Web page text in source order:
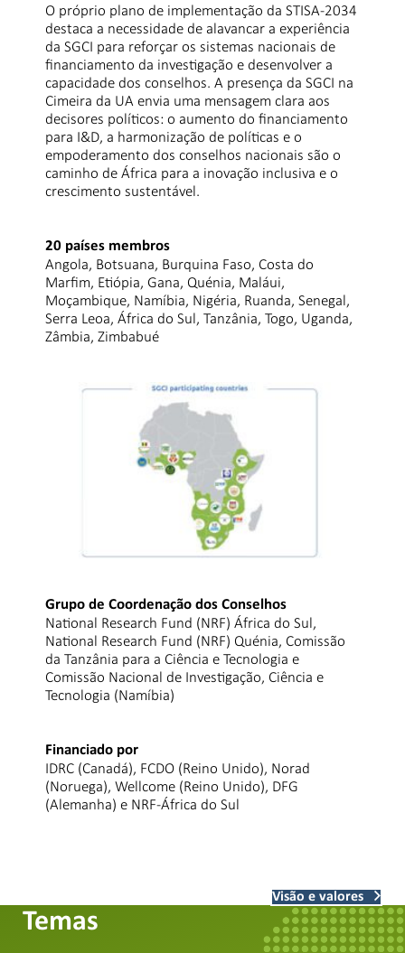
O próprio plano de implementação da STISA-2034
destaca a necessidade de alavancar a experiência
da SGCI para reforçar os sistemas nacionais de
financiamento da investigação e desenvolver a
capacidade dos conselhos. A presença da SGCI na
Cimeira da UA envia uma mensagem clara aos
decisores políticos: o aumento do financiamento
para I&D, a harmonização de políticas e o
empoderamento dos conselhos nacionais são o
caminho de África para a inovação inclusiva e o
crescimento sustentável.
20 países membros
Angola, Botsuana, Burquina Faso, Costa do
Marfim, Etiópia, Gana, Quénia, Maláui,
Moçambique, Namíbia, Nigéria, Ruanda, Senegal,
Serra Leoa, África do Sul, Tanzânia, Togo, Uganda,
Zâmbia, Zimbabué
Grupo de Coordenação dos Conselhos
National Research Fund (NRF) África do Sul,
National Research Fund (NRF) Quénia, Comissão
da Tanzânia para a Ciência e Tecnologia e
Comissão Nacional de Investigação, Ciência e
Tecnologia (Namíbia)
Financiado por
IDRC (Canadá), FCDO (Reino Unido), Norad
(Noruega), Wellcome (Reino Unido), DFG
(Alemanha) e NRF-África do Sul
Temas
Visão e valores